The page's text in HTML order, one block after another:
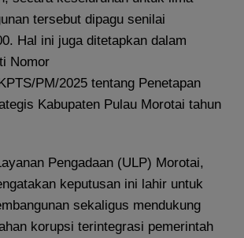
tersebut dipagu senilai
Hal ini juga ditetapkan dalam
Nomor
PM/2025 tentang Penetapan
Kabupaten Pulau Morotai tahun
Pengadaan (ULP) Morotai,
keputusan ini lahir untuk
sekaligus mendukung
korupsi terintegrasi pemerintah